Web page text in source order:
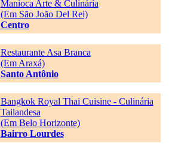
Manioca Arte & Culinária
(Em São João Del Rei)
Centro
Restaurante Asa Branca
(Em Araxá)
Santo Antônio
Bangkok Royal Thai Cuisine - Culinária
Tailandesa
(Em Belo Horizonte)
Bairro Lourdes